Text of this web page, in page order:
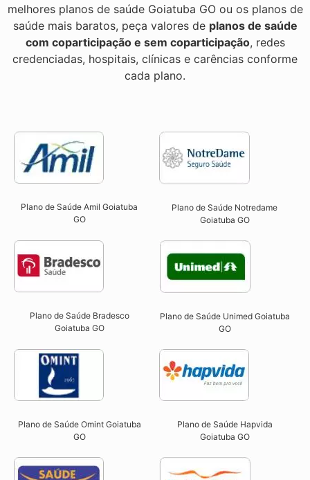
melhores planos de saúde Goiatuba GO ou os planos de
saúde mais baratos, peça valores de planos de saúde
com coparticipação e sem coparticipação, redes
credenciadas, hospitais, clínicas e carências conforme
cada plano.
Plano de Saúde Amil Goiatuba
GO
Plano de Saúde Notredame
Goiatuba GO​
Plano de Saúde Bradesco
Goiatuba GO
Plano de Saúde Unimed Goiatuba
GO
Plano de Saúde Omint Goiatuba
GO​
Plano de Saúde Hapvida
Goiatuba GO​